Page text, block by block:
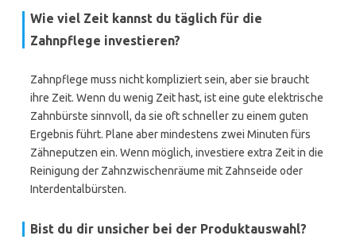
Wie viel Zeit kannst du täglich für die
Zahnpflege investieren?
Zahnpflege muss nicht kompliziert sein, aber sie braucht
ihre Zeit. Wenn du wenig Zeit hast, ist eine gute elektrische
Zahnbürste sinnvoll, da sie oft schneller zu einem guten
Ergebnis führt. Plane aber mindestens zwei Minuten fürs
Zähneputzen ein. Wenn möglich, investiere extra Zeit in die
Reinigung der Zahnzwischenräume mit Zahnseide oder
Interdentalbürsten.
Bist du dir unsicher bei der Produktauswahl?